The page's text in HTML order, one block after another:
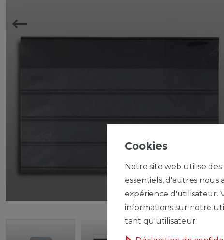
Cookies
Notre site web utilise
essentiels, d'autres nous
expérience d'utilisateur.
informations sur notre
tant qu'utilisateur: